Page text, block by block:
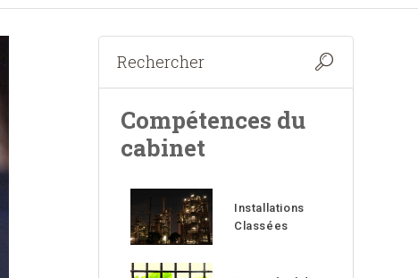
Compétences du
cabinet
Installations
Classées